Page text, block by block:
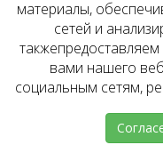
г. Москва,ул.
Политика
Политика
материалы,
сетей и
вами нашего
социальным сетям,